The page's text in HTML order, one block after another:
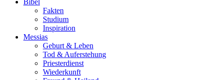
Bibel
Fakten
Studium
Inspiration
Messias
Geburt & Leben
Tod & Auferstehung
Priesterdienst
Wiederkunft